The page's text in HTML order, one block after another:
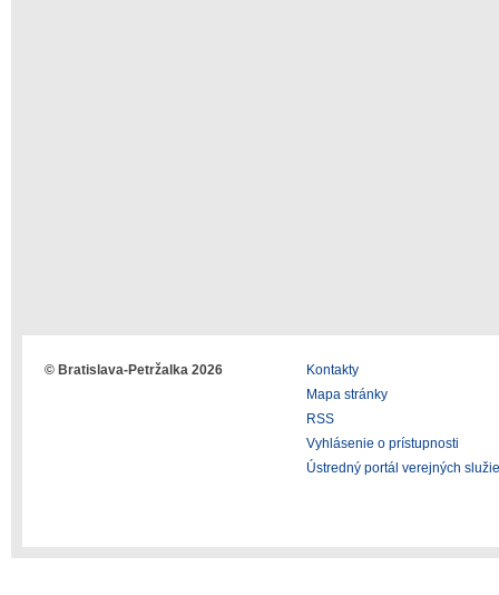
© Bratislava-Petržalka 2026
Kontakty
Mapa stránky
RSS
Vyhlásenie o prístupnosti
Ústredný portál verejných